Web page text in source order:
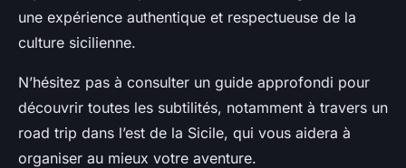
une expérience authentique et respectueuse de la
culture sicilienne.
N’hésitez pas à consulter un guide approfondi pour
découvrir toutes les subtilités, notamment à travers un
road trip dans l’est de la Sicile, qui vous aidera à
organiser au mieux votre aventure.